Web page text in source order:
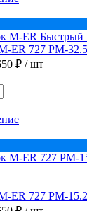
Быстрый
ER 727 PM-
₽ / шт
ER 727 PM-